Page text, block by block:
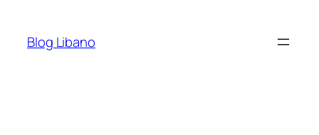
Blog Libano